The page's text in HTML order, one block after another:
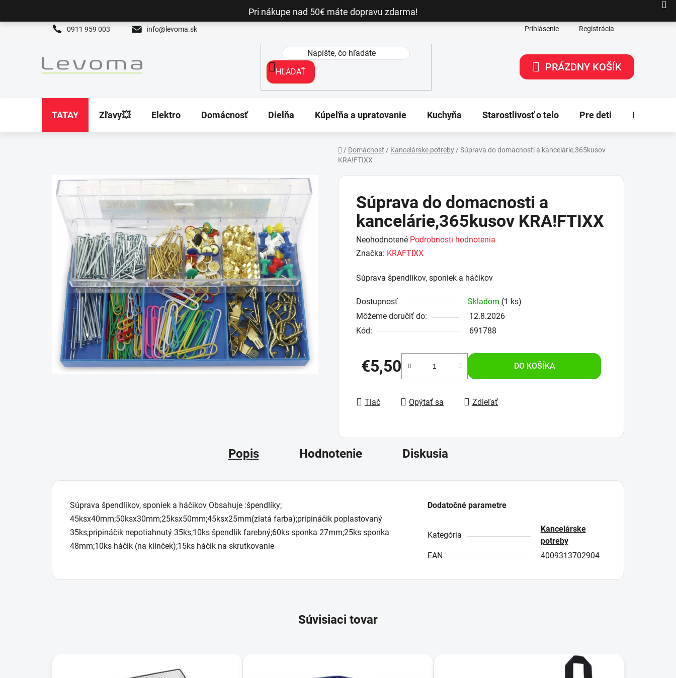
Pri nákupe nad 50€ máte dopravu zdarma!
0911 959 003 info@levoma.sk Prihlásenie Registrácia
HĽADAŤ
NÁKUPNÝ
PRÁZDNY KOŠÍK
TATAY Zľavy💥 Elektro Domácnosť Dielňa Kúpeľňa a upratovanie Kuchyňa Starostlivosť o telo Pre deti Dekorácie
Domov
/ Domácnosť / Kancelárske potreby / Súprava do domacnosti a kancelárie,365kusov
KRA!FTIXX
Súprava do domacnosti a
kancelárie,365kusov KRA!FTIXX
Priemerné
hodnotenie
je
z
5
hviezdičiek.
Neohodnotené Podrobnosti hodnotenia
Značka: KRAFTIXX
Súprava špendlíkov, sponiek a háčikov
Dostupnosť Skladom (1 ks)
Môžeme doručiť do:
12.8.2026
Kód:
691788
€5,50
Jednotková cena:
DO KOŠÍKA
Tlač Opýtať sa Zdieľať
Popis Hodnotenie Diskusia
Súprava špendlíkov, sponiek a háčikov Obsahuje :špendlíky;
45ksx40mm;50ksx30mm;25ksx50mm;45ksx25mm(zlatá farba);pripináčik poplastovaný
35ks;pripináčik nepotiahnutý 35ks;10ks špendlík farebný;60ks sponka 27mm;25ks sponka
48mm;10ks háčik (na klinček);15ks háčik na skrutkovanie
Dodatočné parametre
Kategória
Kancelárske
potreby
EAN
4009313702904
Súvisiaci tovar